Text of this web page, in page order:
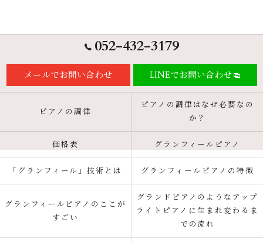
052-432-3179
メールでお問い合わせ LINEでお問い合わせ
ピアノの調律
ピアノの調律はなぜ必要なの
か？
価格表 グランフィールピアノ
「グランフィール」技術とは グランフィールピアノの特徴
グランフィールピアノのここが
すごい
グランドピアノのようなアップ
ライトピアノに生まれ変わるま
での流れ